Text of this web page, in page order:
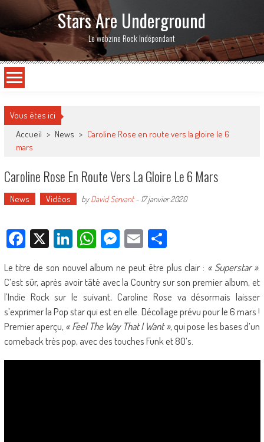
Stars Are Underground
Le webzine Rock Indépendant
Vous êtes ici
Accueil > News > Caroline Rose en route vers la gloire le 6
mars
Caroline Rose En Route Vers La Gloire Le 6 Mars
News Vidéos byDavid Servant- 17 janvier 2020
Facebook
X LinkedIn
WhatsApp
Messenger
EmailPartager
Le titre de son nouvel album ne peut être plus clair : « Superstar ».
C’est sûr, après avoir tâté avec la Country sur son premier album, et
l’Indie Rock sur le suivant, Caroline Rose va désormais laisser
s’exprimer la Pop star qui est en elle. Décollage prévu pour le 6 mars !
Premier aperçu, « Feel The Way That I Want », qui pose les bases d’un
comeback très pop, avec des touches Funk et 80’s.